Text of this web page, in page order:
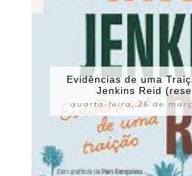
Evidências de uma
Jenkins Reid
quarta-feira, 26 de